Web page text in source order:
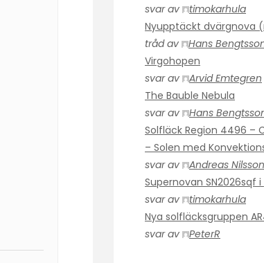
svar av
timokarhula
Nyupptäckt dvärgnova
tråd av
Hans
Virgohopen
svar av
Arvid Emtegren
The Bauble Nebula
svar av
Hans
Solfläck Region 4496 –
– Solen med
svar av
Andreas Nilsson
Supernovan SN2026sqf i
svar av
timokarhula
Nya solfläcksgruppen
svar av
PeterR